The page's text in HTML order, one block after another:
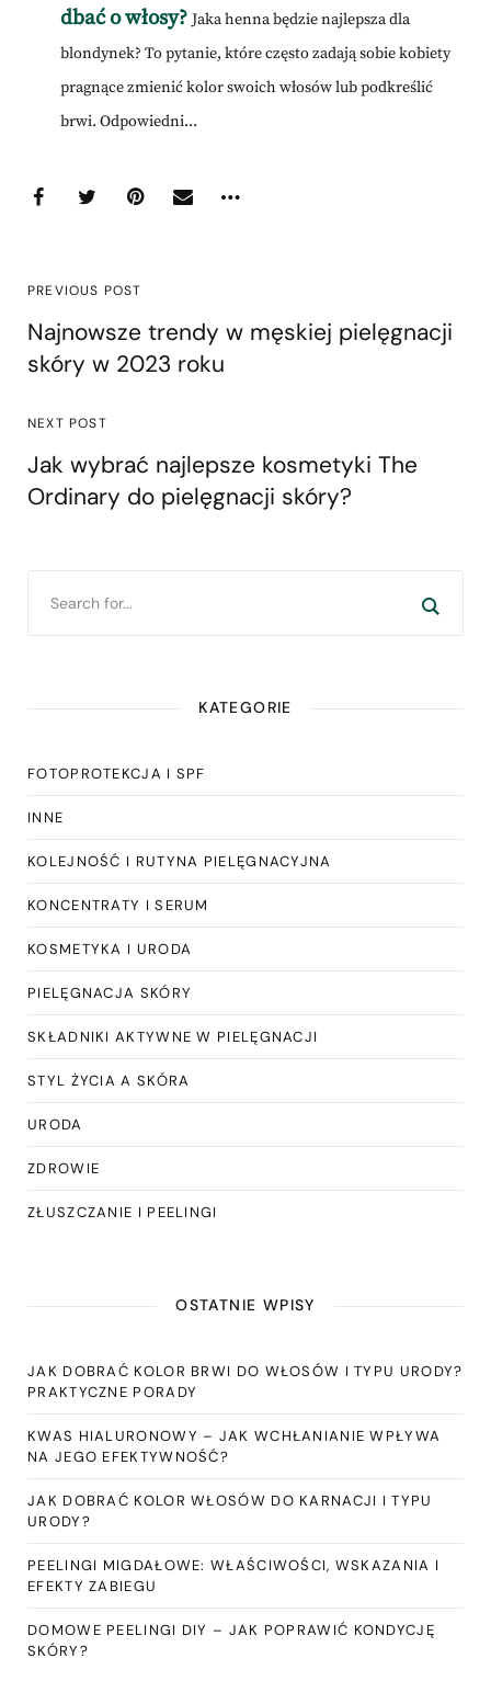
dbać o włosy? Jaka henna będzie najlepsza dla
blondynek? To pytanie, które często zadają sobie kobiety
pragnące zmienić kolor swoich włosów lub podkreślić
brwi. Odpowiedni...
PREVIOUS POST
Najnowsze trendy w męskiej pielęgnacji
skóry w 2023 roku
NEXT POST
Jak wybrać najlepsze kosmetyki The
Ordinary do pielęgnacji skóry?
KATEGORIE
FOTOPROTEKCJA I SPF
INNE
KOLEJNOŚĆ I RUTYNA PIELĘGNACYJNA
KONCENTRATY I SERUM
KOSMETYKA I URODA
PIELĘGNACJA SKÓRY
SKŁADNIKI AKTYWNE W PIELĘGNACJI
STYL ŻYCIA A SKÓRA
URODA
ZDROWIE
ZŁUSZCZANIE I PEELINGI
OSTATNIE WPISY
JAK DOBRAĆ KOLOR BRWI DO WŁOSÓW I TYPU URODY?
PRAKTYCZNE PORADY
KWAS HIALURONOWY – JAK WCHŁANIANIE WPŁYWA
NA JEGO EFEKTYWNOŚĆ?
JAK DOBRAĆ KOLOR WŁOSÓW DO KARNACJI I TYPU
URODY?
PEELINGI MIGDAŁOWE: WŁAŚCIWOŚCI, WSKAZANIA I
EFEKTY ZABIEGU
DOMOWE PEELINGI DIY – JAK POPRAWIĆ KONDYCJĘ
SKÓRY?